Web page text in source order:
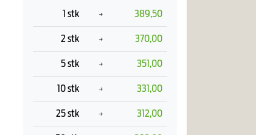
1 stk 389,50
2 stk 370,00
5 stk 351,00
10 stk 331,00
25 stk 312,00